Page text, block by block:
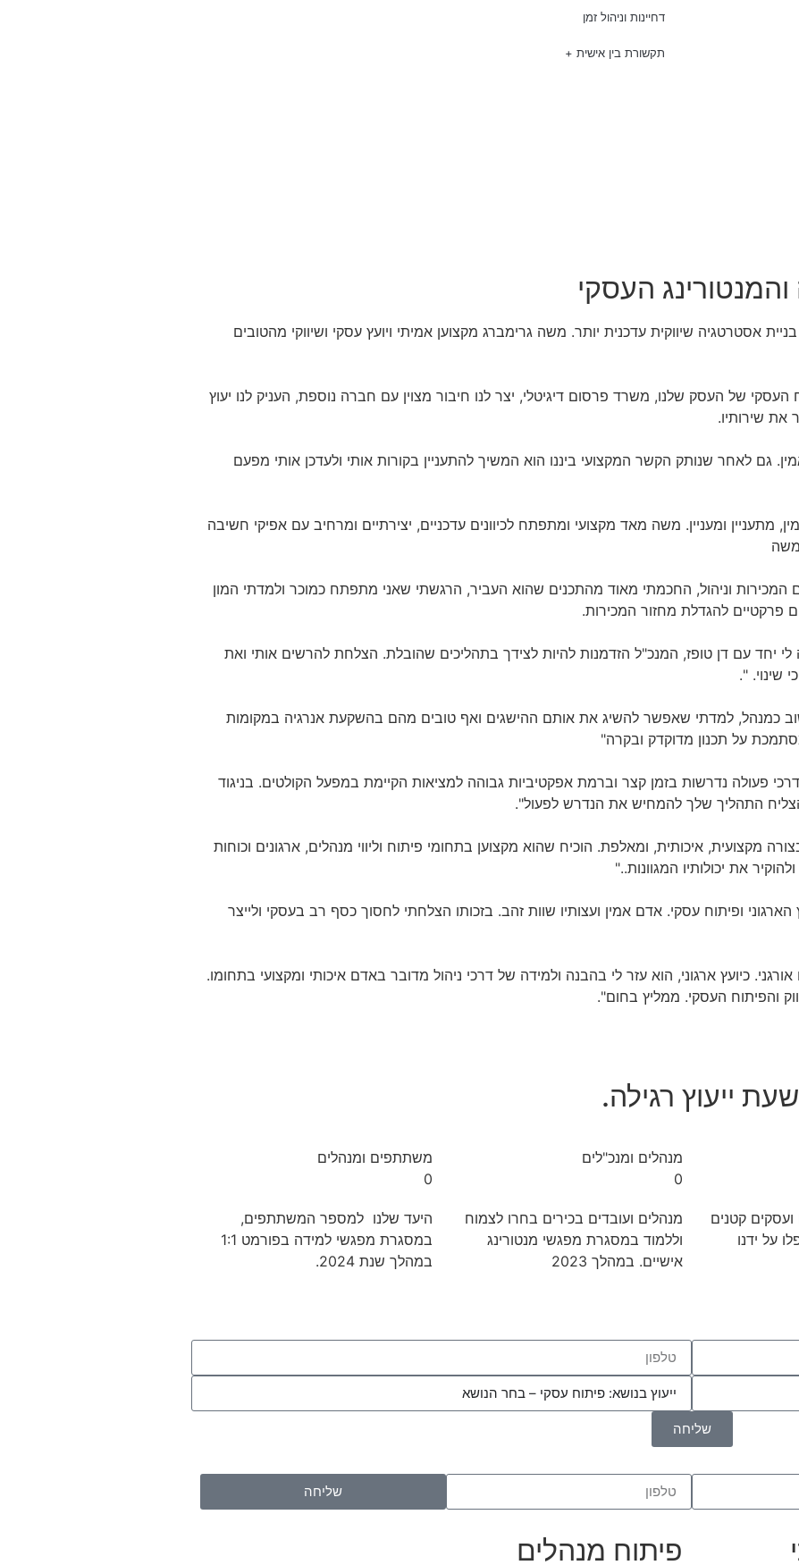
דחיינות וניהול זמן
תקשורת בין אישית +
העסקי
אסטרטגיה שיווקית עדכנית יותר. משה גרימברג מקצוען אמיתי ויועץ עסקי ושיווקי מהטובים
של העסק שלנו, משרד פרסום דיגיטלי, יצר לנו חיבור מצוין עם חברה נוספת, העניק לנו יעוץ
שירותיו.
גם לאחר שנותק הקשר המקצועי ביננו הוא המשיך להתעניין בקורות אותי ולעדכן אותי מפעם
ומעניין. משה מאד מקצועי ומתפתח לכיוונים עדכניים, יצירתיים ומרחיב עם אפיקי חשיבה
משה
וניהול, החכמתי מאוד מהתכנים שהוא העביר, הרגשתי שאני מתפתח כמוכר ולמדתי המון
פרקטיים להגדלת מחזור המכירות.
יחד עם דן טופז, המנכ"ל הזדמנות להיות לצידך בתהליכים שהובלת. הצלחת להרשים אותי ואת
שינוי. ".
למדתי שאפשר להשיג את אותם ההישגים ואף טובים מהם בהשקעת אנרגיה במקומות
על תכנון מדוקדק ובקרה"
פעולה נדרשות בזמן קצר וברמת אפקטיביות גבוהה למציאות הקיימת במפעל הקולטים. בניגוד
התהליך שלך להמחיש את הנדרש לפעול".
מקצועית, איכותית, ומאלפת. הוכיח שהוא מקצוען בתחומי פיתוח וליווי מנהלים, ארגונים וכוחות
את יכולותיו המגוונות.."
ופיתוח עסקי. אדם אמין ועצותיו שוות זהב. בזכותו הצלחתי לחסוך כסף רב בעסקי ולייצר
כיועץ ארגוני, הוא עזר לי בהבנה ולמידה של דרכי ניהול מדובר באדם איכותי ומקצועי בתחומו.
והפיתוח העסקי. ממליץ בחום".
ועסקים קטנים
על ידנו
מנהלים ומנכ"לים
0
מנהלים ועובדים בכירים בחרו לצמוח
וללמוד במסגרת מפגשי מנטורינג
אישיים. במהלך 2023
משתתפים ומנהלים
0
היעד שלנו למספר המשתתפים,
במסגרת מפגשי למידה בפורמט 1:1
במהלך שנת 2024.
שליחה
שליחה
פיתוח מנהלים